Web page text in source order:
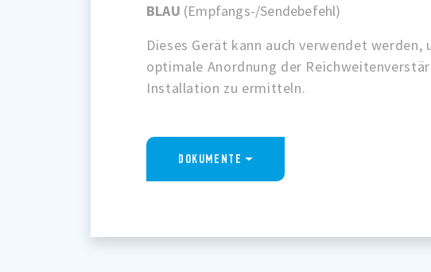
BLAU (Empfangs-/Sendebefehl)
Dieses Gerät kann auch verwendet werden,
optimale Anordnung der
Installation zu ermitteln.
DOKUMENTE